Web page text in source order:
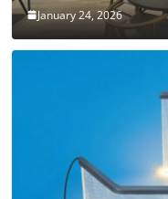
January 24, 2026